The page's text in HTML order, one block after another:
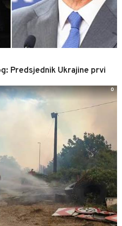
Predsjednik Ukrajine prvi
0